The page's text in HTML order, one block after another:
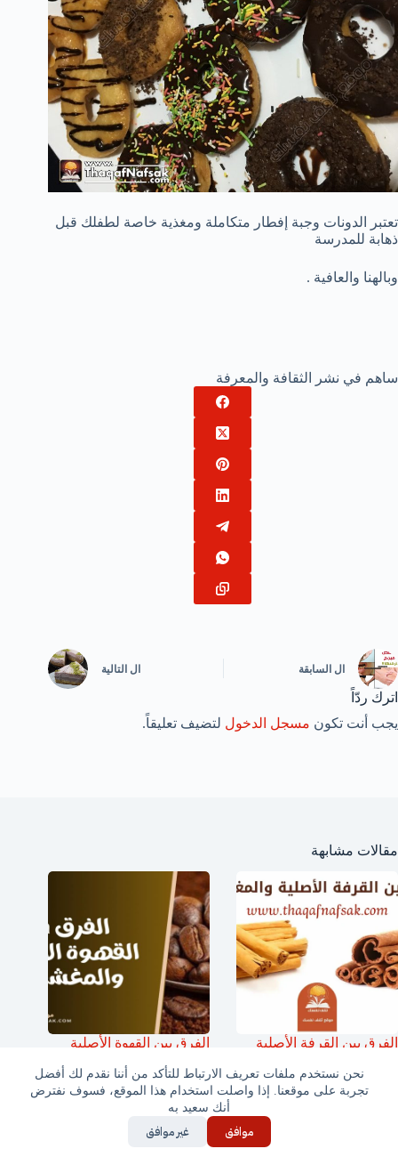
نحن نستخدم ملفات تعريف الارتباط للتأكد من أننا نقدم لك أفضل
تجربة على موقعنا. إذا واصلت استخدام هذا الموقع، فسوف نفترض
أنك سعيد به
موافق غير موافق
تعتبر الدونات وجبة إفطار متكاملة ومغذية خاصة لطفلك قبل
ذهابة للمدرسة
وبالهنا والعافية .
ساهم في نشر الثقافة والمعرفة
ال السابقة ال التالية
اترك ردّاً
يجب أنت تكون مسجل الدخول لتضيف تعليقاً.
مقالات مشابهة
الفرق بين القرفة الأصلية
الفرق بين القهوة الأصلية